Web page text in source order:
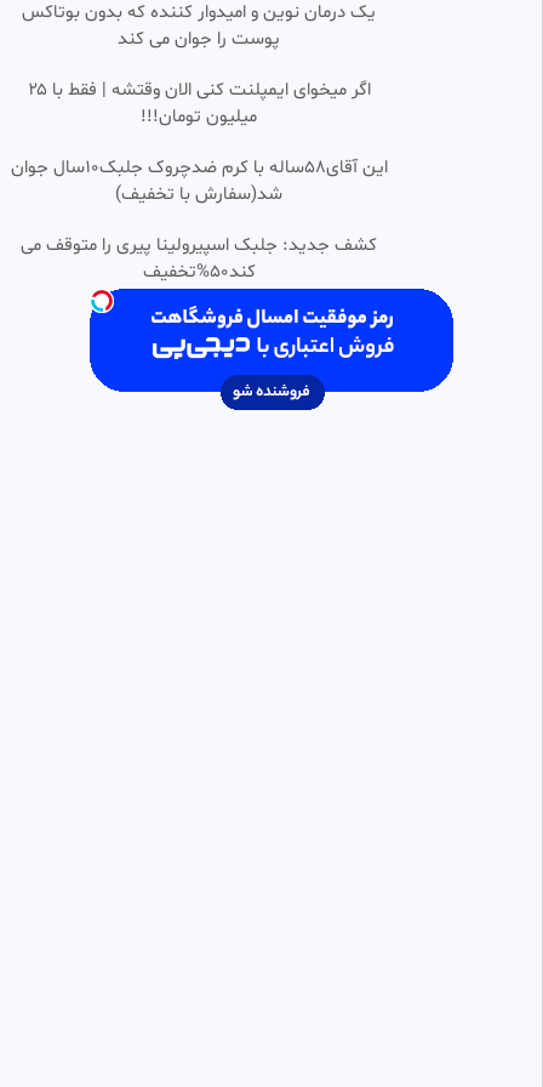
آغاز اقامه نماز بر پیکر رهبر شهید
سبحانی
منتخب فیلو✅
• 1 ماه پیش
0:00:39
🔹 ادای احترام «مدودف» نماینده
ویژه پوتین و هیئت همراه به پیکر
رهبر شهید
• 1 ماه پیش
داغت نمیشه باورم طلبه فهرجی
مراسم چهلم رهبر شهید روستای
جهان آباد پائین فهرج
علی درویش زاده
62 بازدید 3 ماه پیش
یک درمان نوین و امیدوار کننده که بدون بوتاکس
پوست را جوان می کند
اگر میخوای ایمپلنت کنی الان وقتشه | فقط با ۲۵
میلیون تومان!!!
این آقای58ساله با کرم ضدچروک جلبک10سال جوان
شد(سفارش با تخفیف)
کشف جدید: جلبک اسپیرولینا پیری را متوقف می
کند50%تخفیف